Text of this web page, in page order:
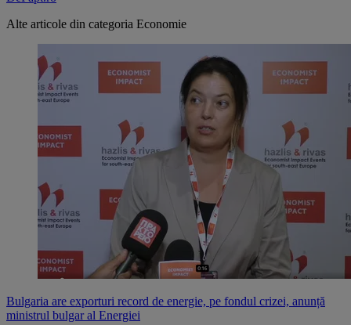
Alte articole din categoria Economie
Bulgaria are exporturi record de energie, pe fondul crizei, anunță
ministrul bulgar al Energiei